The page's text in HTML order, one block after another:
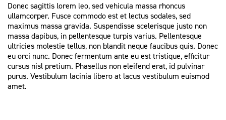
Donec sagittis lorem leo, sed vehicula massa rhoncus
ullamcorper. Fusce commodo est et lectus sodales, sed
maximus massa gravida. Suspendisse scelerisque justo non
massa dapibus, in pellentesque turpis varius. Pellentesque
ultricies molestie tellus, non blandit neque faucibus quis. Donec
eu orci nunc. Donec fermentum ante eu est tristique, efficitur
cursus nisl pretium. Phasellus non eleifend erat, id pulvinar
purus. Vestibulum lacinia libero at lacus vestibulum euismod
amet.